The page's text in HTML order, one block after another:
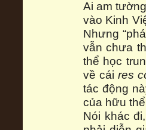
Ai am
vào Kinh
Nhưng
vẫn chưa
thể học
về cáires
tác động
của hữu
Nói khác